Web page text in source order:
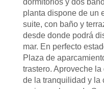
dormitorios y dos
planta dispone de un
suite, con baño y
desde donde podrá
mar. En perfecto
Plaza de
trastero. Aproveche
de la tranquilidad y la